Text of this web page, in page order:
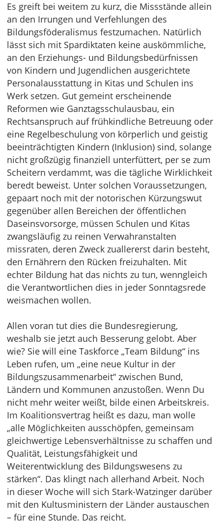
Es greift bei weitem zu kurz, die Missstände allein
an den Irrungen und Verfehlungen des
Bildungsföderalismus festzumachen. Natürlich
lässt sich mit Spardiktaten keine auskömmliche,
an den Erziehungs- und Bildungsbedürfnissen
von Kindern und Jugendlichen ausgerichtete
Personalausstattung in Kitas und Schulen ins
Werk setzen. Gut gemeint erscheinende
Reformen wie Ganztagsschulausbau, ein
Rechtsanspruch auf frühkindliche Betreuung oder
eine Regelbeschulung von körperlich und geistig
beeinträchtigten Kindern (Inklusion) sind, solange
nicht großzügig finanziell unterfüttert, per se zum
Scheitern verdammt, was die tägliche Wirklichkeit
beredt beweist. Unter solchen Voraussetzungen,
gepaart noch mit der notorischen Kürzungswut
gegenüber allen Bereichen der öffentlichen
Daseinsvorsorge, müssen Schulen und Kitas
zwangsläufig zu reinen Verwahranstalten
missraten, deren Zweck zuallererst darin besteht,
den Ernährern den Rücken freizuhalten. Mit
echter Bildung hat das nichts zu tun, wenngleich
die Verantwortlichen dies in jeder Sonntagsrede
weismachen wollen.
Allen voran tut dies die Bundesregierung,
weshalb sie jetzt auch Besserung gelobt. Aber
wie? Sie will eine Taskforce „Team Bildung“ ins
Leben rufen, um „eine neue Kultur in der
Bildungszusammenarbeit“ zwischen Bund,
Ländern und Kommunen anzustoßen. Wenn Du
nicht mehr weiter weißt, bilde einen Arbeitskreis.
Im Koalitionsvertrag heißt es dazu, man wolle
„alle Möglichkeiten ausschöpfen, gemeinsam
gleichwertige Lebensverhältnisse zu schaffen und
Qualität, Leistungsfähigkeit und
Weiterentwicklung des Bildungswesens zu
stärken“. Das klingt nach allerhand Arbeit. Noch
in dieser Woche will sich Stark-Watzinger darüber
mit den Kultusministern der Länder austauschen
– für eine Stunde. Das reicht.